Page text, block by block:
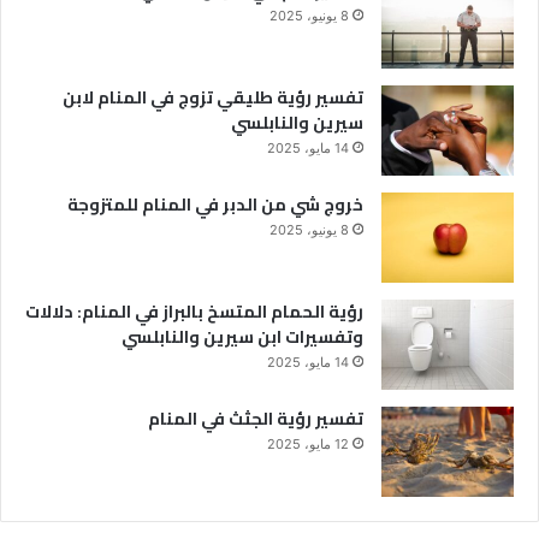
8 يونيو، 2025
تفسير رؤية طليقي تزوج في المنام لابن
سيرين والنابلسي
14 مايو، 2025
خروج شي من الدبر في المنام للمتزوجة
8 يونيو، 2025
رؤية الحمام المتسخ بالبراز في المنام: دلالات
وتفسيرات ابن سيرين والنابلسي
14 مايو، 2025
تفسير رؤية الجثث في المنام
12 مايو، 2025